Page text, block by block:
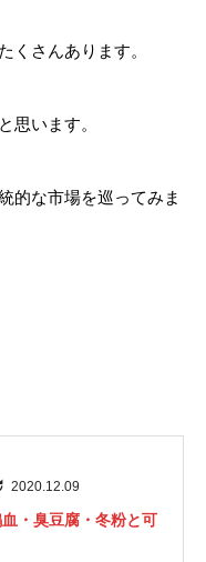
くさんあります。
思います。
的な市場を巡ってみま
2020.12.09
血・臭豆腐・冬粉と可